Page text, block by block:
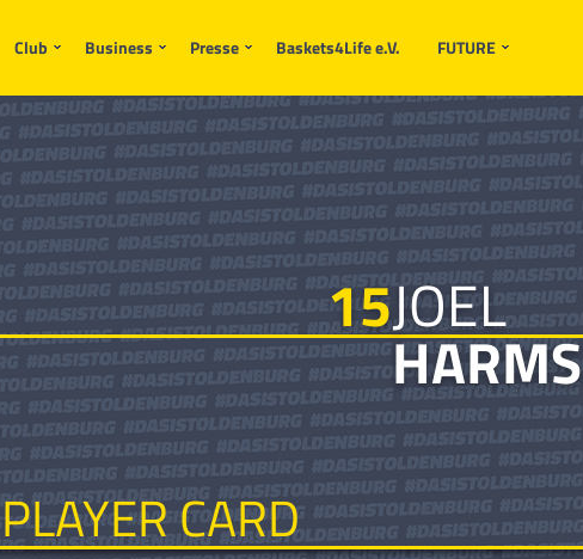
Club Business Presse Baskets4Life e.V. FUTURE
15JOEL
HARMS
PLAYER CARD